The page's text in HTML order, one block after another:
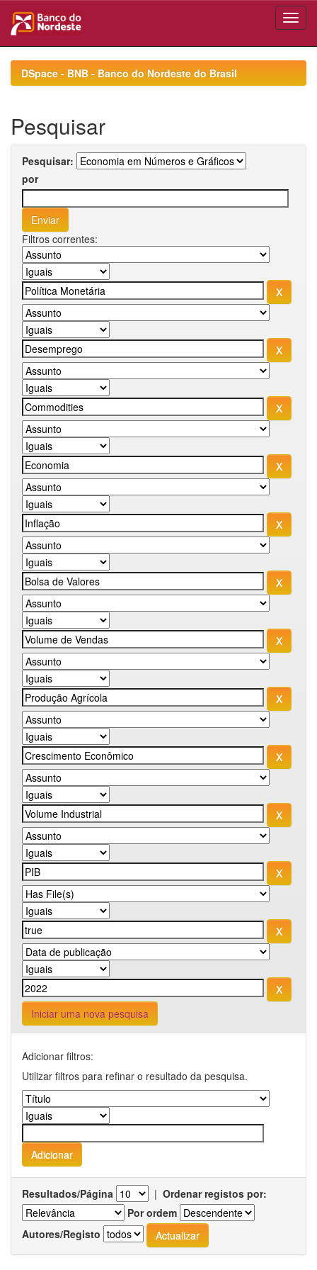
navigationDSpace - BNB - Banco do Nordeste do Brasil
Pesquisar
Pesquisar:
por
Filtros correntes:
Iniciar uma nova pesquisa
Adicionar filtros:
Utilizar filtros para refinar o resultado da pesquisa.
Resultados/Página | Ordenar registos por:
Por ordem
Autores/Registo